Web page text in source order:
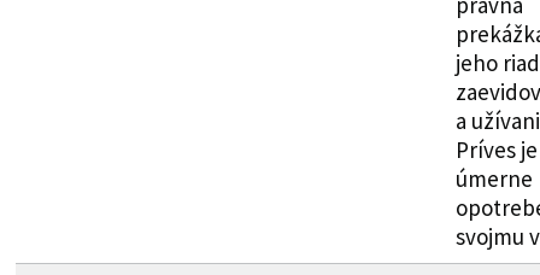
jeho
a
Príves je
úmerne
svojmu